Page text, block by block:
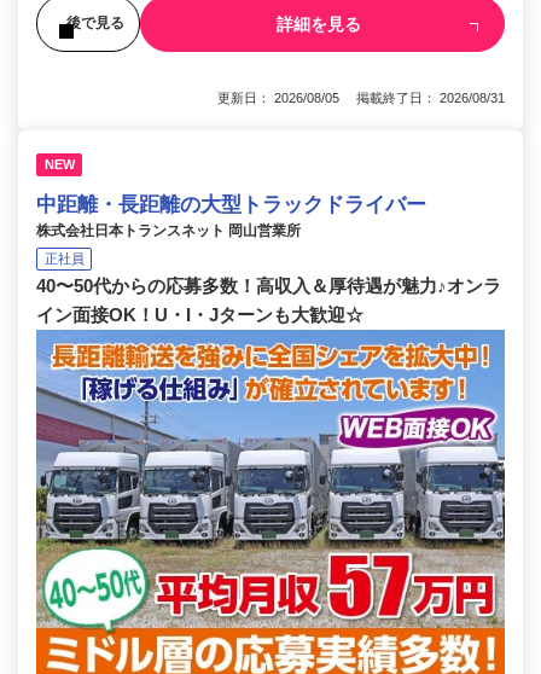
後で見る 詳細を見る
更新日： 2026/08/05 掲載終了日： 2026/08/31
NEW
中距離・長距離の大型トラックドライバー
株式会社日本トランスネット 岡山営業所
正社員
40〜50代からの応募多数！高収入＆厚待遇が魅力♪オンラ
イン面接OK！U・I・Jターンも大歓迎☆